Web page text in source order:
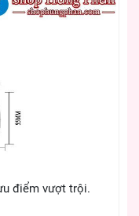
điểm vượt trội.